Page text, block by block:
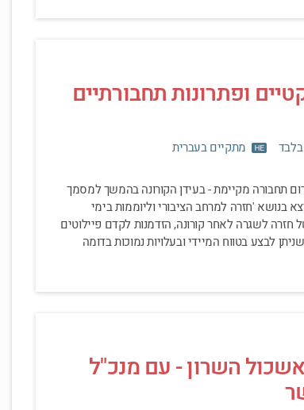
ופתרונות תחבורתיים
מתקיים בעברית
תחבורה מקיימת - בעידן הקורונה בהמשך למסמך
'חזרה למרחב הציבורי וליוממות בימי
חזרה לשגרה לאחר קורונה, הזדמנות לקדם פיילוטים
לבצע בטווח המיידי ובעלויות נמוכות בדומה
השרון - עם מנכ"ל